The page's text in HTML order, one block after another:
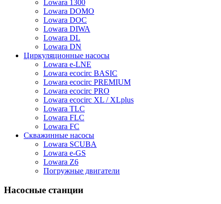
Lowara 1300
Lowara DOMO
Lowara DOC
Lowara DIWA
Lowara DL
Lowara DN
Циркуляционные насосы
Lowara e-LNE
Lowara ecocirc BASIC
Lowara ecocirc PREMIUM
Lowara ecocirc PRO
Lowara ecocirc XL / XLplus
Lowara TLC
Lowara FLC
Lowara FC
Скважинные насосы
Lowara SCUBA
Lowara e-GS
Lowara Z6
Погружные двигатели
Насосные станции